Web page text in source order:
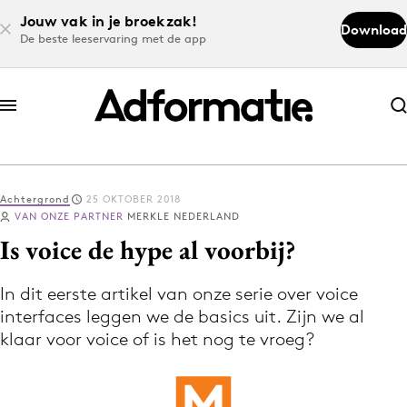
Jouw vak in je broekzak!
De beste leeservaring met de app
Download
Abonneer nu
Abonneer nu
Log in
Volg het laatste nieuws via de Adformatie
Nieuws app
Achtergrond
25 OKTOBER 2018
VAN ONZE PARTNER MERKLE NEDERLAND
Is voice de hype al voorbij?
In dit eerste artikel van onze serie over voice
interfaces leggen we de basics uit. Zijn we al
klaar voor voice of is het nog te vroeg?